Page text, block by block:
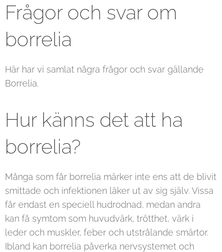
Frågor och svar om
borrelia
Här har vi samlat några frågor och svar gällande
Borrelia.
Hur känns det att ha
borrelia?
Många som får borrelia märker inte ens att de blivit
smittade och infektionen läker ut av sig själv. Vissa
får endast en speciell hudrodnad, medan andra
kan få symtom som huvudvärk, trötthet, värk i
leder och muskler, feber och utstrålande smärtor.
Ibland kan borrelia påverka nervsystemet och